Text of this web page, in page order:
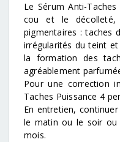
Le Sérum Anti-
cou et le
pigmentaires : taches
irrégularités du teint
la formation des
agréablement
Pour une correction
Taches Puissance 4
En entretien,
le matin ou le soir ou
mois.